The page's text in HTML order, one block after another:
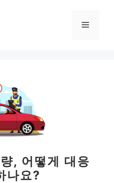
메
, 어떻게 대응
나요?